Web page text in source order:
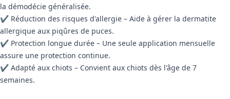
la démodécie généralisée.
✔ Réduction des risques d'allergie – Aide à gérer la dermatite
allergique aux piqûres de puces.
✔ Protection longue durée – Une seule application mensuelle
assure une protection continue.
✔ Adapté aux chiots – Convient aux chiots dès l'âge de 7
semaines.